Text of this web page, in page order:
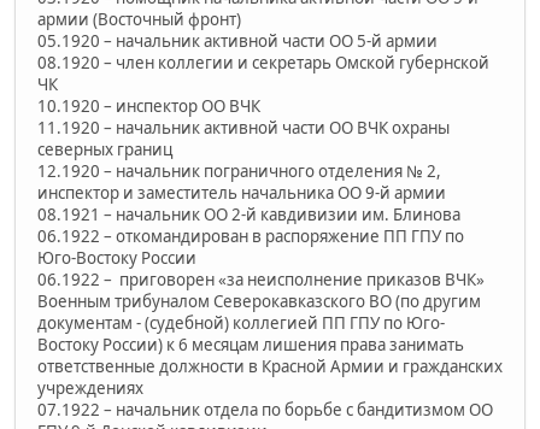
армии (Восточный фронт)
05.1920 – начальник активной части ОО 5-й армии
08.1920 – член коллегии и секретарь Омской губернской
ЧК
10.1920 – инспектор ОО ВЧК
11.1920 – начальник активной части ОО ВЧК охраны
северных границ
12.1920 – начальник пограничного отделения № 2,
инспектор и заместитель начальника ОО 9-й армии
08.1921 – начальник ОО 2-й кавдивизии им. Блинова
06.1922 – откомандирован в распоряжение ПП ГПУ по
Юго-Востоку России
06.1922 – приговорен «за неисполнение приказов ВЧК»
Военным трибуналом Северокавказского ВО (по другим
документам - (судебной) коллегией ПП ГПУ по Юго-
Востоку России) к 6 месяцам лишения права занимать
ответственные должности в Красной Армии и гражданских
учреждениях
07.1922 – начальник отдела по борьбе с бандитизмом ОО